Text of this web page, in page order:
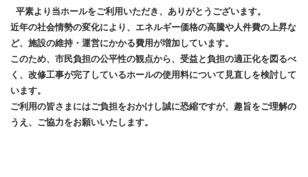
平素より当ホールをご利用いただき、ありがとうございます。
近年の社会情勢の変化により、エネルギー価格の高騰や人件費の上昇な
ど、施設の維持・運営にかかる費用が増加しています。
このため、市民負担の公平性の観点から、受益と負担の適正化を図るべ
く、改修工事が完了しているホールの使用料について見直しを検討して
います。
ご利用の皆さまにはご負担をおかけし誠に恐縮ですが、趣旨をご理解の
うえ、ご協力をお願いいたします。